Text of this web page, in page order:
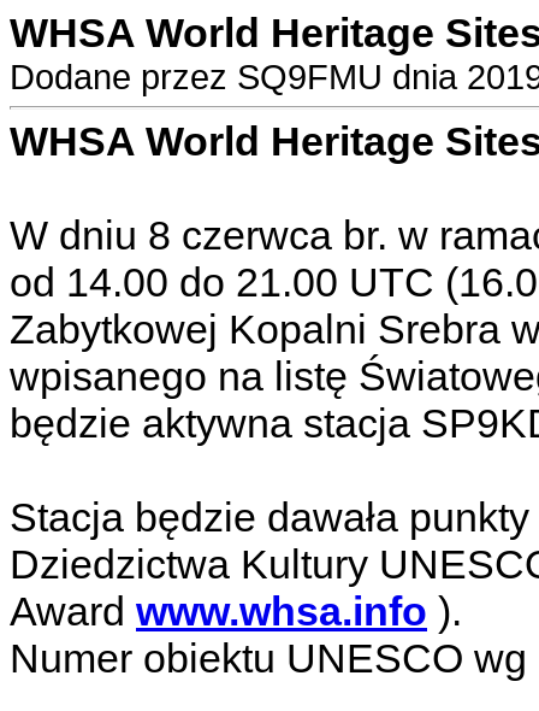
WHSA World Heritage
Dodane przez SQ9FMU dnia
WHSA World Heritage
W dniu 8 czerwca br. w
od 14.00 do 21.00 UTC
Zabytkowej Kopalni Srebra
wpisanego na listę
będzie aktywna stacja
Stacja będzie dawała
Dziedzictwa Kultury
Award www.whsa.info ).
Numer obiektu UNESCO